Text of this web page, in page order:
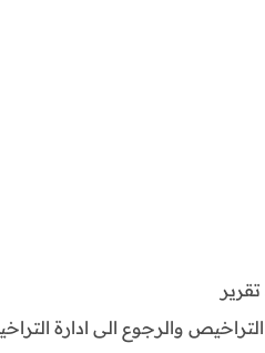
التراخيص والرجوع الى ادارة